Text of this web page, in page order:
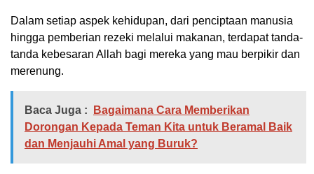
Dalam setiap aspek kehidupan, dari penciptaan manusia
hingga pemberian rezeki melalui makanan, terdapat tanda-
tanda kebesaran Allah bagi mereka yang mau berpikir dan
merenung.
Baca Juga :
Bagaimana Cara Memberikan
Dorongan Kepada Teman Kita untuk Beramal Baik
dan Menjauhi Amal yang Buruk?